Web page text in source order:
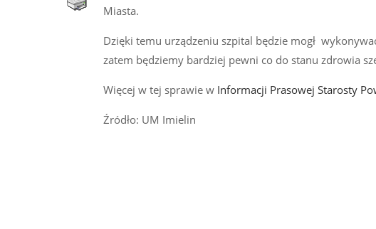
Miasta.
Dzięki temu urządzeniu szpital będzie mogł
zatem będziemy bardziej pewni co do stanu zdrowia
Więcej w tej sprawie w Informacji Prasowej Starosty
Źródło: UM Imielin